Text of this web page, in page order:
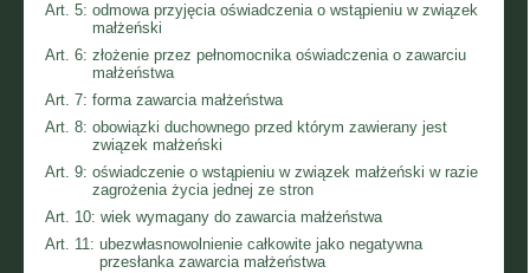
Art. 5: odmowa przyjęcia oświadczenia o wstąpieniu w związek
małżeński
Art. 6: złożenie przez pełnomocnika oświadczenia o zawarciu
małżeństwa
Art. 7: forma zawarcia małżeństwa
Art. 8: obowiązki duchownego przed którym zawierany jest
związek małżeński
Art. 9: oświadczenie o wstąpieniu w związek małżeński w razie
zagrożenia życia jednej ze stron
Art. 10: wiek wymagany do zawarcia małżeństwa
Art. 11: ubezwłasnowolnienie całkowite jako negatywna
przesłanka zawarcia małżeństwa